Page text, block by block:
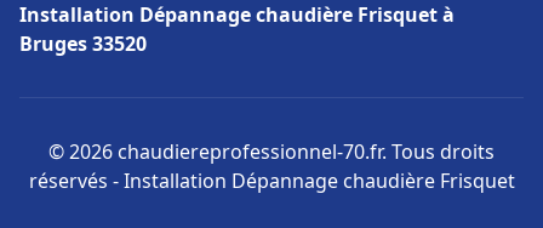
Installation Dépannage chaudière Frisquet à
Bruges 33520
© 2026 chaudiereprofessionnel-70.fr. Tous droits
réservés - Installation Dépannage chaudière Frisquet